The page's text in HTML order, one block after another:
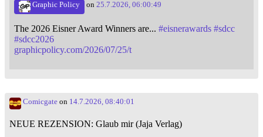
Graphic Policy on 25.7.2026, 06:00:49
The 2026 Eisner Award Winners are... #eisnerawards #sdcc
#sdcc2026
graphicpolicy.com/2026/07/25/t
Comicgate on 14.7.2026, 08:40:01
NEUE REZENSION: Glaub mir (Jaja Verlag)